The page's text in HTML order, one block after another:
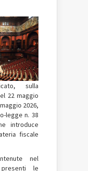
sulla
22 maggio
2026,
legge n. 38
introduce
fiscale
nel
le